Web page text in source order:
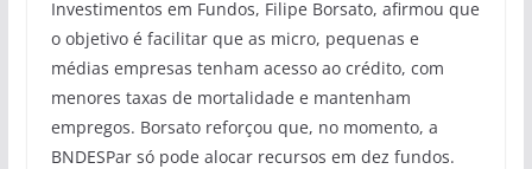
Investimentos em Fundos, Filipe Borsato, afirmou que
o objetivo é facilitar que as micro, pequenas e
médias empresas tenham acesso ao crédito, com
menores taxas de mortalidade e mantenham
empregos. Borsato reforçou que, no momento, a
BNDESPar só pode alocar recursos em dez fundos.